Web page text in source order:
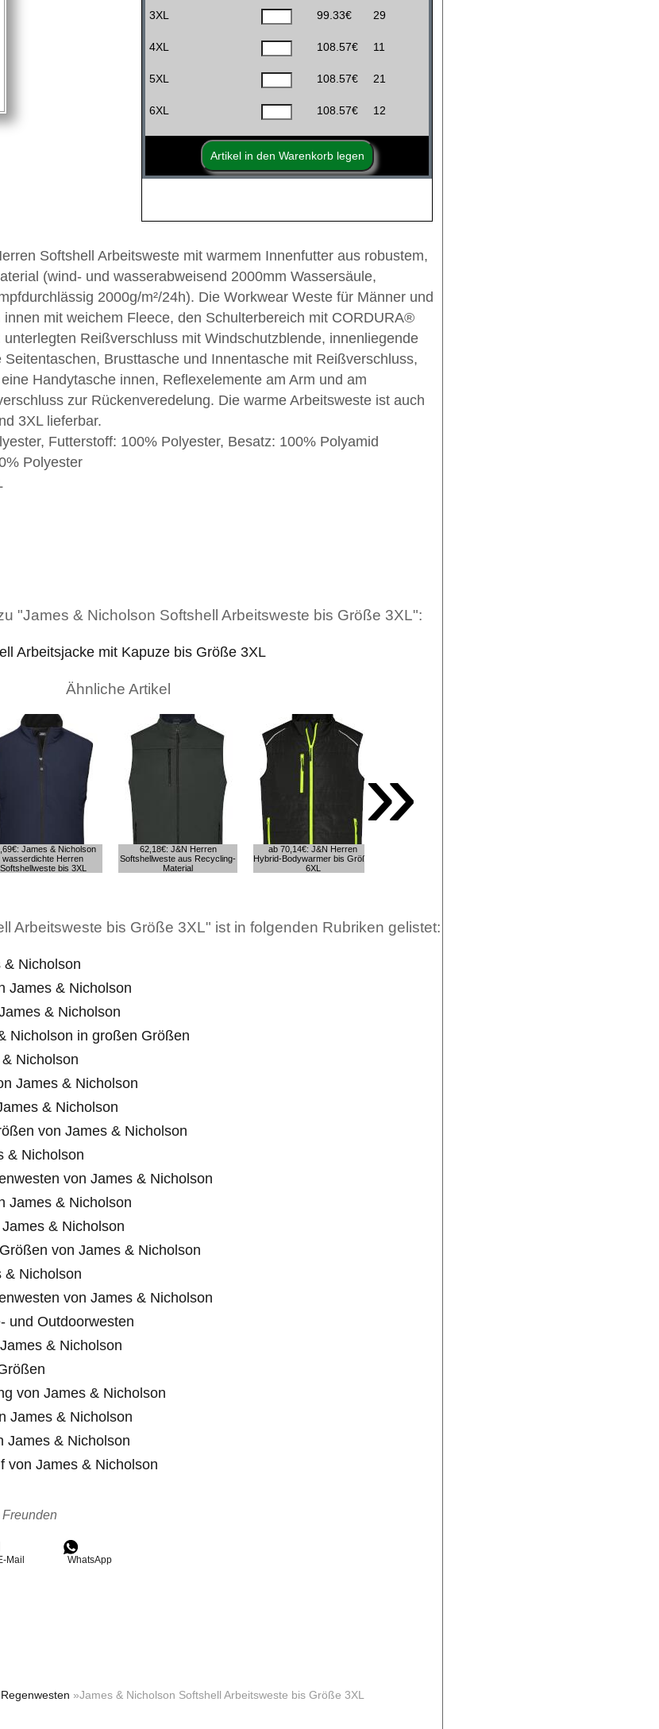
3XL 99.33€ 29
4XL 108.57€ 11
5XL 108.57€ 21
6XL 108.57€ 12
Softshell Arbeitsweste mit warmem Innenfutter aus robustem,
(wind- und wasserabweisend 2000mm Wassersäule,
2000g/m²/24h). Die Workwear Weste für Männer und
mit weichem Fleece, den Schulterbereich mit CORDURA®
Reißverschluss mit Windschutzblende, innenliegende
Brusttasche und Innentasche mit Reißverschluss,
Handytasche innen, Reflexelemente am Arm und am
zur Rückenveredelung. Die warme Arbeitsweste ist auch
3XL lieferbar.
Futterstoff: 100% Polyester, Besatz: 100% Polyamid
Polyester
"James & Nicholson Softshell Arbeitsweste bis Größe 3XL":
Arbeitsjacke mit Kapuze bis Größe 3XL
Ähnliche Artikel
James & Nicholson
wasserdichte Herren
Softshellweste bis 3XL
62,18€: J&N Herren
Softshellweste aus Recycling-
Material
ab 70,14€: J&N Herren
Hybrid-Bodywarmer bis Größe
6XL
»
Arbeitsweste bis Größe 3XL" ist in folgenden Rubriken gelistet:
& Nicholson
James & Nicholson
& Nicholson
Nicholson in großen Größen
Nicholson
James & Nicholson
& Nicholson
von James & Nicholson
& Nicholson
von James & Nicholson
James & Nicholson
& Nicholson
von James & Nicholson
& Nicholson
von James & Nicholson
und Outdoorwesten
& Nicholson
von James & Nicholson
James & Nicholson
James & Nicholson
von James & Nicholson
Mail WhatsApp
Regenwesten »James & Nicholson Softshell Arbeitsweste bis Größe 3XL